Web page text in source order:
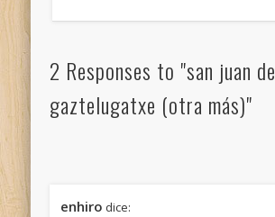
2 Responses to "san juan de
gaztelugatxe (otra más)"
enhiro dice: